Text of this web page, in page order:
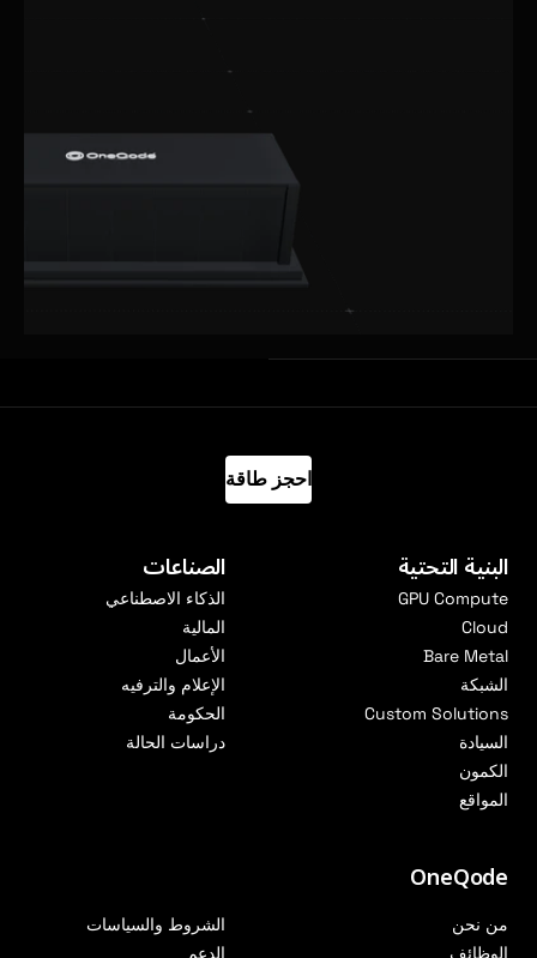
احجز طاقة
البنية التحتية
GPU Compute
Cloud
Bare Metal
الشبكة
Custom Solutions
السيادة
الكمون
المواقع
الصناعات
الذكاء الاصطناعي
المالية
الأعمال
الإعلام والترفيه
الحكومة
دراسات الحالة
OneQode
من نحن
الوظائف
الشروط والسياسات
الدعم